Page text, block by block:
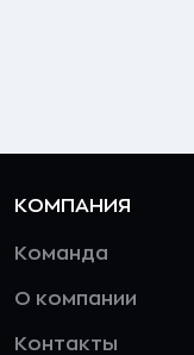
КОМПАНИЯ
Команда
О компании
Контакты